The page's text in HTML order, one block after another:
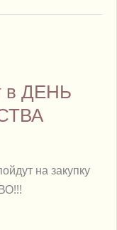
в ДЕНЬ
на закупку